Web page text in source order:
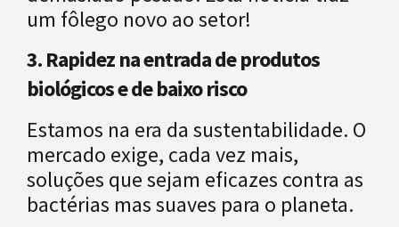
um fôlego novo ao setor!
3. Rapidez na entrada de produtos
biológicos e de baixo risco
Estamos na era da sustentabilidade. O
mercado exige, cada vez mais,
soluções que sejam eficazes contra as
bactérias mas suaves para o planeta.